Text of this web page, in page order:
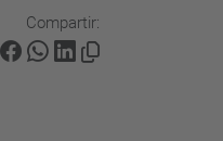
Compartir: